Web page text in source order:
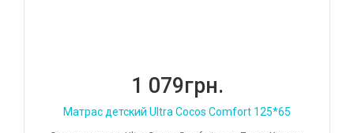
1 079грн.
Матрас детский Ultra Cocos Comfort 125*65